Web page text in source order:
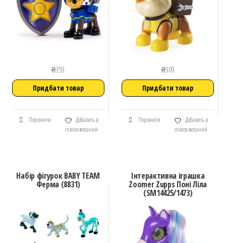
₴359
Придбати товар
Порівняти
Добавить в
список желаний
₴309
Придбати товар
Порівняти
Добавить в
список желаний
Набір фігурок BABY TEAM
Ферма (8831)
Інтерактивна іграшка
Zoomer Zupps Поні Ліла
(SM14425/1473)